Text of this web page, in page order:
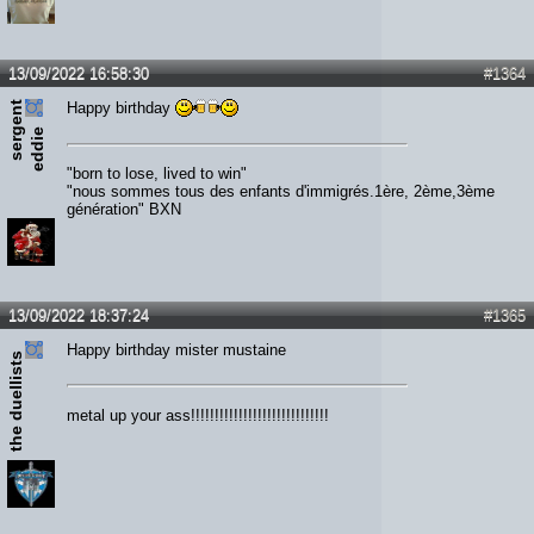
#1364
13/09/2022 16:58:30
s
e
rg
e
n
t
e
d
d
ie
Happy birthday
"born to lose, lived to win"
"nous sommes tous des enfants d'immigrés.1ère, 2ème,3ème
génération" BXN
#1365
13/09/2022 18:37:24
the duellists
Happy birthday mister mustaine
metal up your ass!!!!!!!!!!!!!!!!!!!!!!!!!!!!!